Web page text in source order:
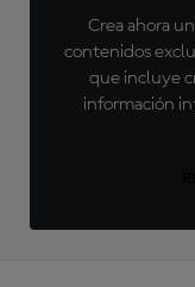
Crea ahora
contenidos
que incluye
información